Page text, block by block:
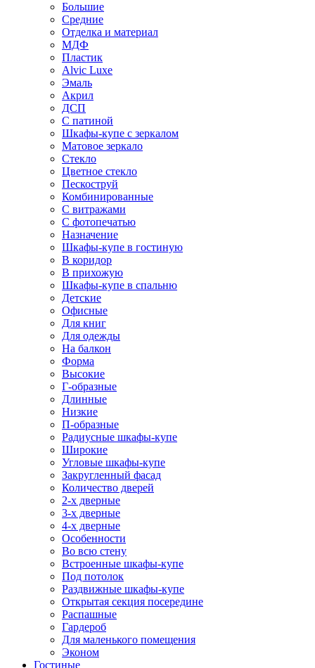
Большие
Средние
Отделка и материал
МДФ
Пластик
Alvic Luxe
Эмаль
Акрил
ДСП
С патиной
Шкафы-купе с зеркалом
Матовое зеркало
Стекло
Цветное стекло
Пескоструй
Комбинированные
С витражами
С фотопечатью
Назначение
Шкафы-купе в гостиную
В коридор
В прихожую
Шкафы-купе в спальню
Детские
Офисные
Для книг
Для одежды
На балкон
Форма
Высокие
Г-образные
Длинные
Низкие
П-образные
Радиусные шкафы-купе
Широкие
Угловые шкафы-купе
Закругленный фасад
Количество дверей
2-х дверные
3-х дверные
4-х дверные
Особенности
Во всю стену
Встроенные шкафы-купе
Под потолок
Раздвижные шкафы-купе
Открытая секция посередине
Распашные
Гардероб
Для маленького помещения
Эконом
Гостиные